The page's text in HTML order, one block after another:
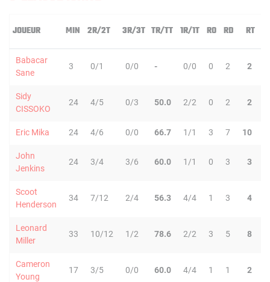
JOUEUR MIN 2R/2T 3R/3T TR/TT 1R/1T RO RD RT
Babacar
Sane
3 0/1 0/0 - 0/0 0 2 2
Sidy
CISSOKO
24 4/5 0/3 50.0 2/2 0 2 2
Eric Mika 24 4/6 0/0 66.7 1/1 3 7 10
John
Jenkins
24 3/4 3/6 60.0 1/1 0 3 3
Scoot
Henderson
34 7/12 2/4 56.3 4/4 1 3 4
Leonard
Miller
33 10/12 1/2 78.6 2/2 3 5 8
Cameron
Young
17 3/5 0/0 60.0 4/4 1 1 2